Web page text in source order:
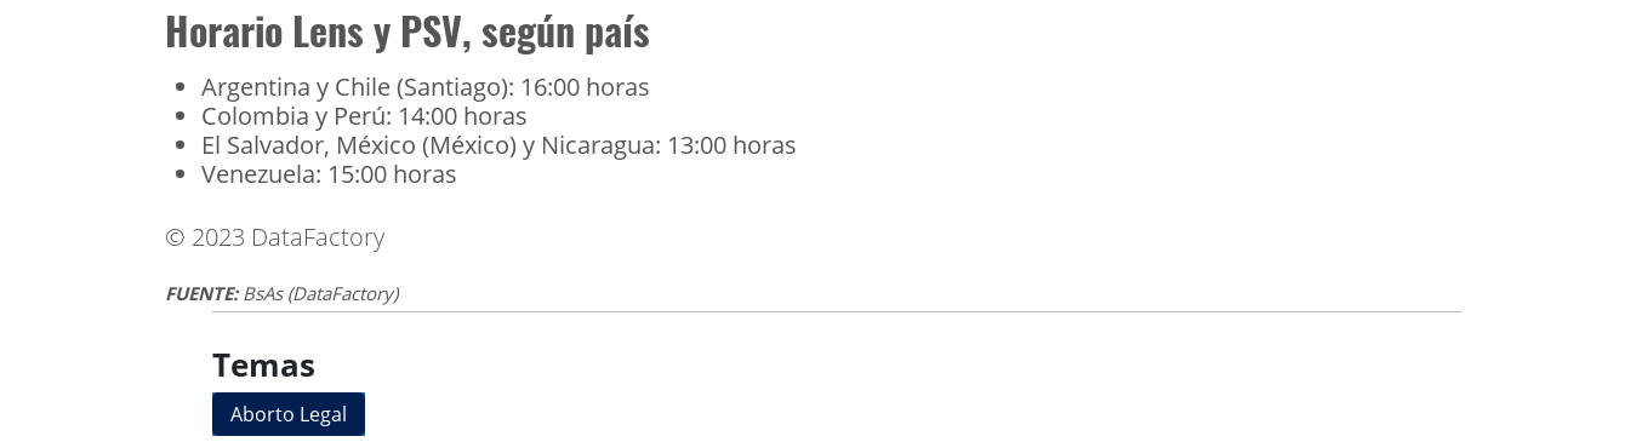
Horario Lens y PSV, según país
Argentina y Chile (Santiago): 16:00 horas
Colombia y Perú: 14:00 horas
El Salvador, México (México) y Nicaragua: 13:00 horas
Venezuela: 15:00 horas
© 2023 DataFactory
FUENTE:BsAs (DataFactory)
Temas
Aborto Legal